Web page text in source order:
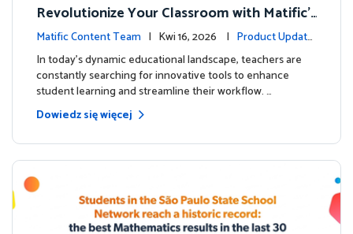
Revolutionize Your Classroom with Matific's
AI-Powered Teacher Assistant
Matific Content Team | Kwi 16, 2026 | Product Update
sIn today's dynamic educational landscape, teachers are
constantly searching for innovative tools to enhance
student learning and streamline their workflow. …
Dowiedz się więcej